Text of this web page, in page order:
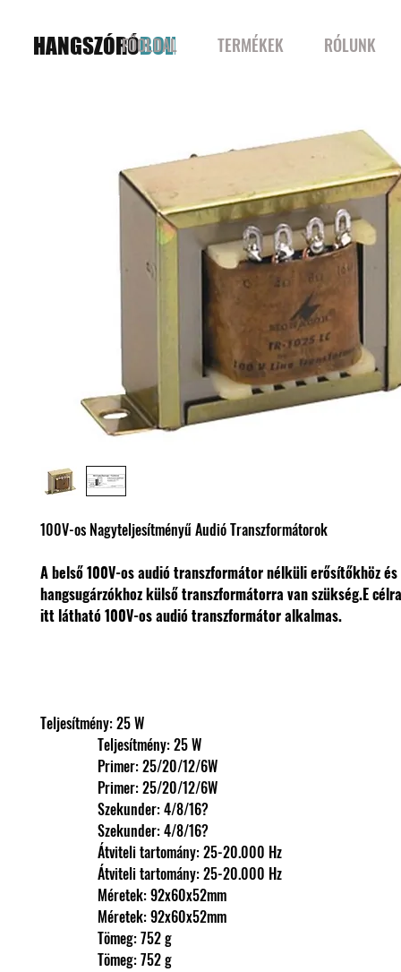
HANGSZÓRÓBOLT
FŐOLDAL TERMÉKEK RÓLUNK
100V-os Nagyteljesítményű Audió Transzformátorok
A belső 100V-os audió transzformátor nélküli erősítőkhöz és
hangsugárzókhoz külső transzformátorra van szükség.E
itt látható 100V-os audió transzformátor alkalmas.
Teljesítmény: 25 W
                Teljesítmény: 25 W
                Primer: 25/20/12/6W
                Primer: 25/20/12/6W
                Szekunder: 4/8/16?
                Szekunder: 4/8/16?
                Átviteli tartomány: 25-20.000 Hz
                Átviteli tartomány: 25-20.000 Hz
                Méretek: 92x60x52mm
                Méretek: 92x60x52mm
                Tömeg: 752 g
                Tömeg: 752 g